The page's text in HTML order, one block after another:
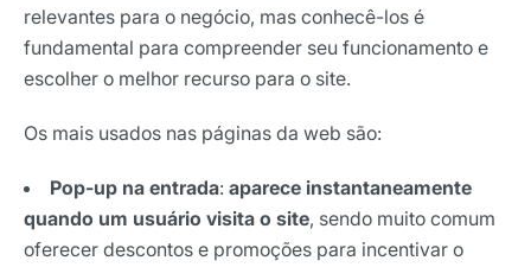
relevantes para o negócio, mas conhecê-los é
fundamental para compreender seu funcionamento e
escolher o melhor recurso para o site.
Os mais usados nas páginas da web são:
Pop-up na entrada: aparece instantaneamente
quando um usuário visita o site, sendo muito comum
oferecer descontos e promoções para incentivar o